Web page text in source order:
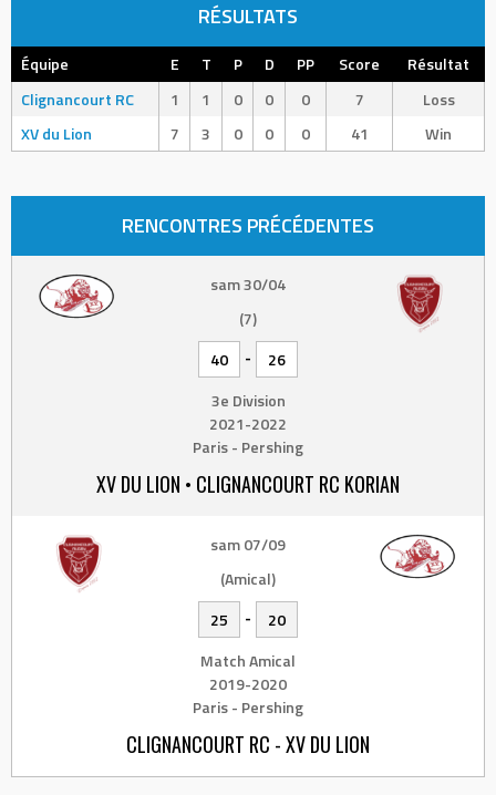
RÉSULTATS
Équipe E T P D PP Score
Résultat
Clignancourt RC
1 1 0 0 0 7
Loss
XV du Lion
7 3 0 0 0 41 Win
RENCONTRES PRÉCÉDENTES
sam 30/04
(7)
40
-
26
3e Division
2021-2022
Paris - Pershing
XV DU LION • CLIGNANCOURT RC KORIAN
sam 07/09
(Amical)
25
-
20
Match Amical
2019-2020
Paris - Pershing
CLIGNANCOURT RC - XV DU LION